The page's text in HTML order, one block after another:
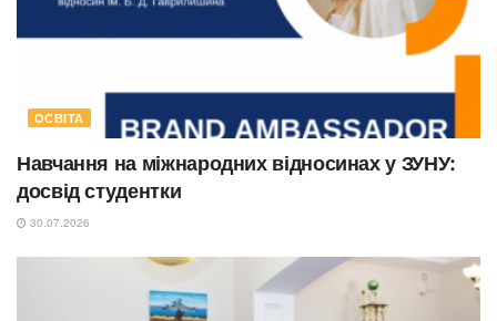
ОСВІТА
Навчання на міжнародних відносинах у ЗУНУ:
досвід студентки
30.07.2026